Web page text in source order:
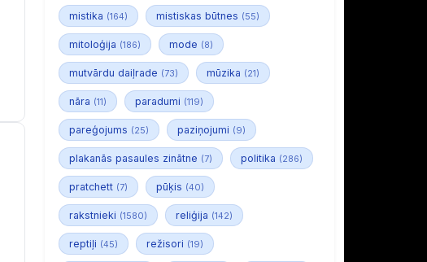
mistika (164) mistiskas būtnes (55)
mitoloģija (186) mode (8)
mutvārdu daiļrade (73) mūzika (21)
nāra (11) paradumi (119)
pareģojums (25) paziņojumi (9)
plakanās pasaules zinātne (7) politika (286)
pratchett (7) pūķis (40)
rakstnieki (1580) reliģija (142)
reptiļi (45) režisori (19)